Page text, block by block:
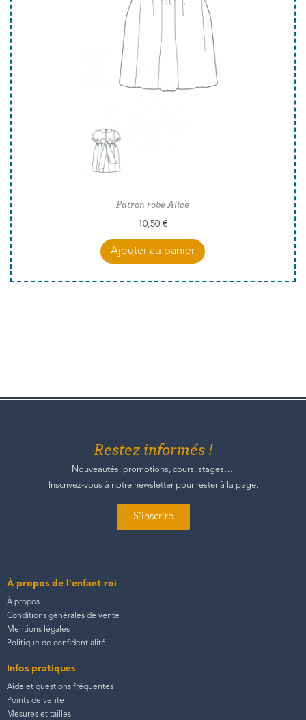
Patron robe Alice
10,50€
Ajouter au panier
Restez informés !
Nouveautés, promotions, cours, stages….
Inscrivez-vous à notre newsletter pour rester à la page.
S'inscrire
À propos de l'enfant roi
À propos
Conditions générales de vente
Mentions légales
Politique de confidentialité
Infos pratiques
Aide et questions fréquentes
Points de vente
Mesures et tailles